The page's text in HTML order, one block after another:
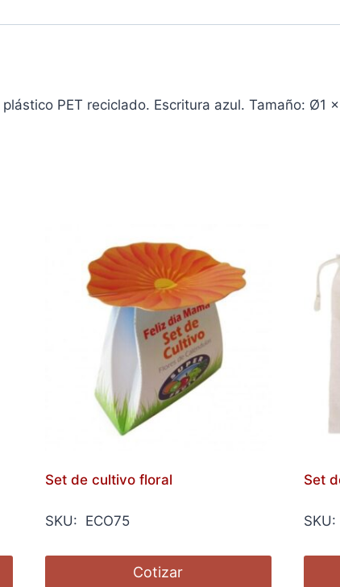
PET reciclado. Escritura azul. Tamaño: Ø1
Set de cultivo floral
SKU: ECO75
Cotizar
Set